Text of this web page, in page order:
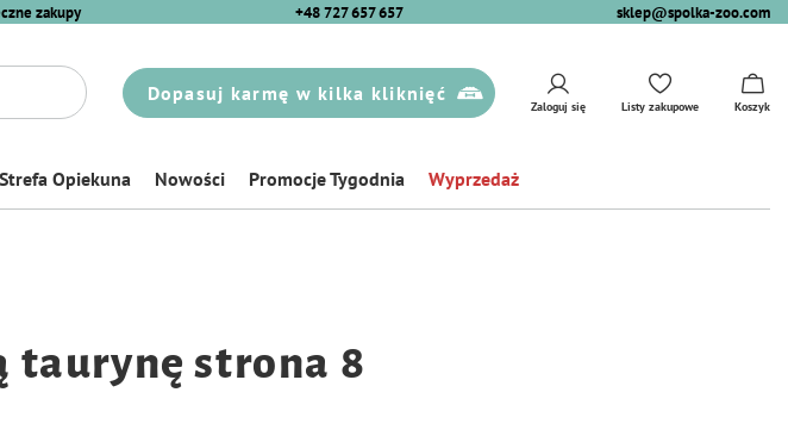
zakupy +48 727 657 657 sklep@spolka-zoo.com
Dopasuj karmę w kilka kliknięć
Zaloguj się Listy zakupowe Koszyk
Strefa Opiekuna Nowości Promocje Tygodnia Wyprzedaż
taurynę strona 8